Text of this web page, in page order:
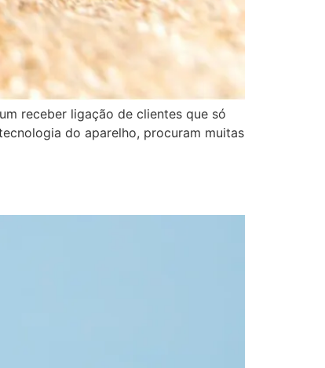
receber ligação de clientes que só
do aparelho, procuram muitas